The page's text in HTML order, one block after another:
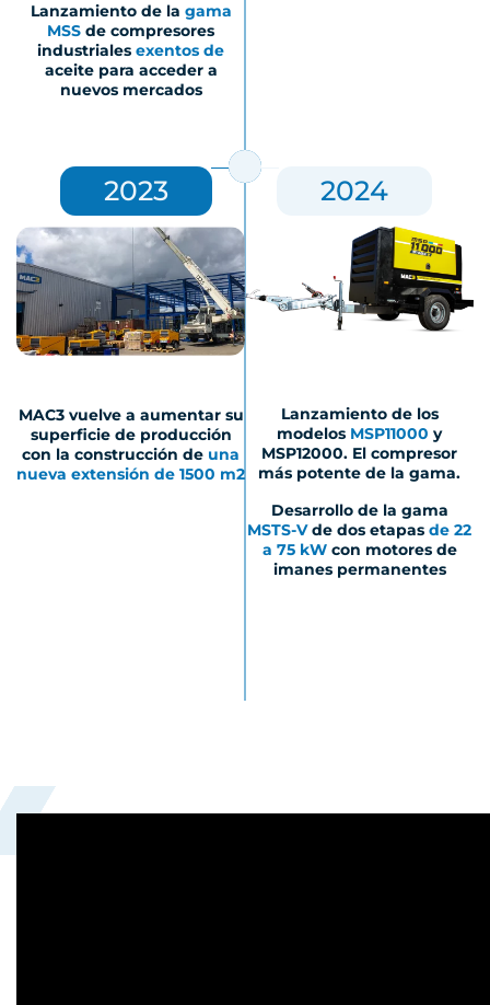
Lanzamiento de la gama
MSS de compresores
industriales exentos de
aceite para acceder a
nuevos mercados
2023
MAC3 vuelve a aumentar su
superficie de producción
con la construcción de una
nueva extensión de 1500 m2
2024
Lanzamiento de los
modelos MSP11000 y
MSP12000. El compresor
más potente de la gama.
Desarrollo de la gama
MSTS-Vde dos etapas de 22
a 75 kWcon motores de
imanes permanentes